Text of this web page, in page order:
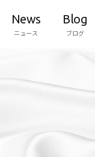
News
ニュース
Blog
ブログ